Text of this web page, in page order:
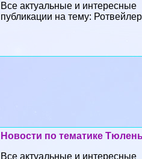
Все актуальные и интересные
публикации на тему:
Новости по тематике
Все актуальные и интересные